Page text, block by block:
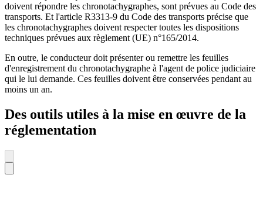
doivent répondre les chronotachygraphes, sont prévues au Code des
transports. Et l'article R3313-9 du Code des transports précise que
les chronotachygraphes doivent respecter toutes les dispositions
techniques prévues aux règlement (UE) n°165/2014.
En outre, le conducteur doit présenter ou remettre les feuilles
d'enregistrement du chronotachygraphe à l'agent de police judiciaire
qui le lui demande. Ces feuilles doivent être conservées pendant au
moins un an.
Des outils utiles à la mise en œuvre de la
réglementation